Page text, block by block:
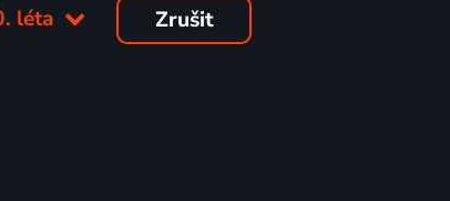
léta Zrušit